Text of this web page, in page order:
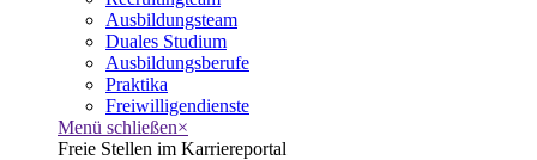
Ausbildungsteam
Duales Studium
Ausbildungsberufe
Praktika
Freiwilligendienste
Menü schließen×
Freie Stellen im Karriereportal